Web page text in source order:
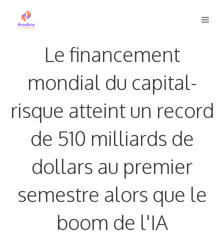
Le financement
mondial du capital-
risque atteint un record
de 510 milliards de
dollars au premier
semestre alors que le
boom de l'IA